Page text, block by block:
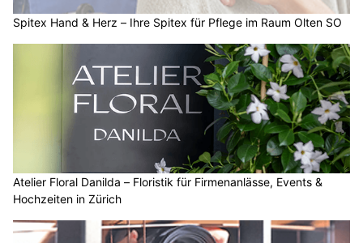
Spitex Hand & Herz – Ihre Spitex für Pflege im Raum Olten SO
Atelier Floral Danilda – Floristik für Firmenanlässe, Events &
Hochzeiten in Zürich